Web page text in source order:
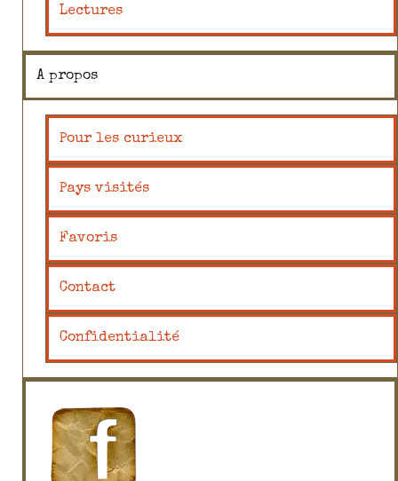
Lectures
A propos
Pour les curieux
Pays visités
Favoris
Contact
Confidentialité